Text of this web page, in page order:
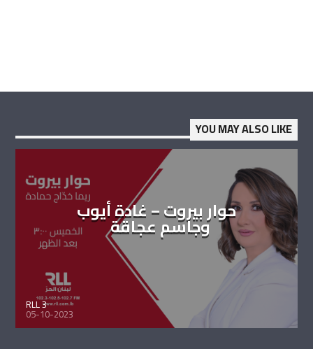
YOU MAY ALSO LIKE
حوار بيروت – غادة أيوب
وجاسم عجاقة
RLL 3
05-10-2023